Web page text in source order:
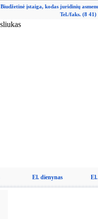
Biudžetinė įstaiga, kodas juridinių
Tel./faks. (8
El. dienynas